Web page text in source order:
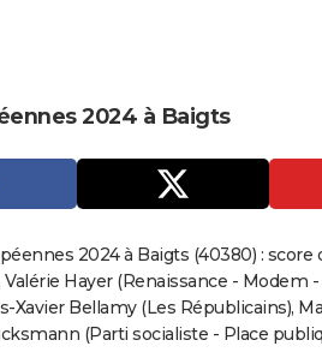
2024 à Baigts
2024 à Baigts (40380) : score
Hayer (Renaissance - Modem
Xavier Bellamy (Les Républicains),
(Parti socialiste - Place